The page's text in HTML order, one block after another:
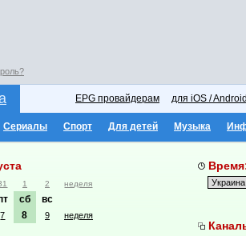
EPG провайдерам для iOS /
Сериалы Спорт Для детей Музыка
1 2 неделя
сб вс
7 8 9 неделя